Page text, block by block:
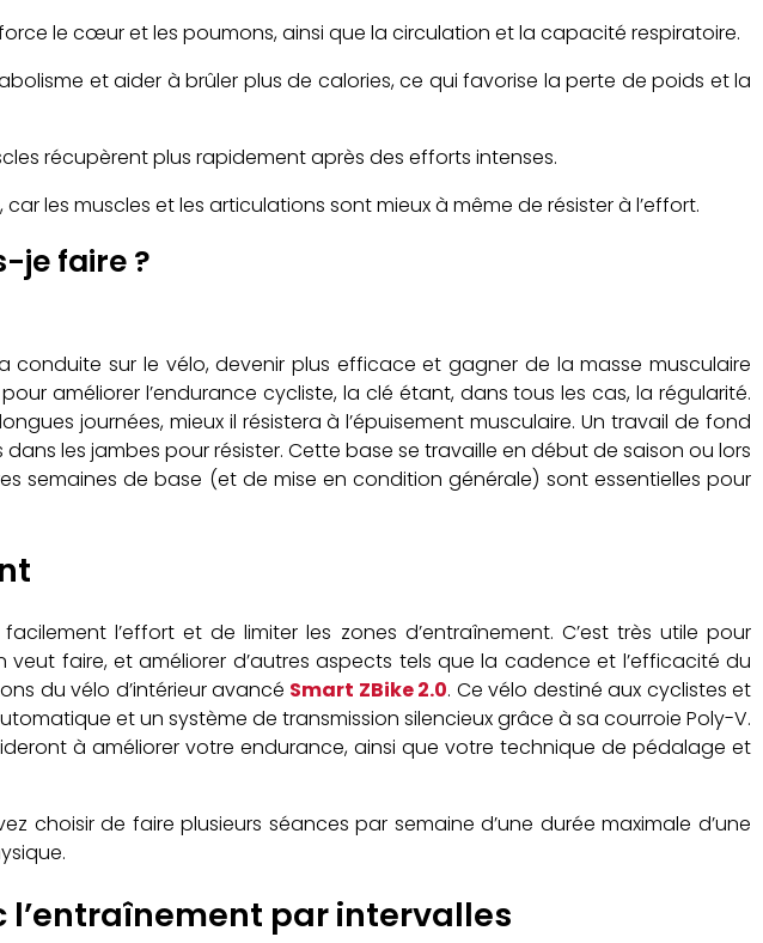
le cœur et les poumons, ainsi que la circulation et la capacité respiratoire.
et aider à brûler plus de calories, ce qui favorise la perte de poids et la
récupèrent plus rapidement après des efforts intenses.
les muscles et les articulations sont mieux à même de résister à l’effort.
je faire ?
conduite sur le vélo, devenir plus efficace et gagner de la masse musculaire
améliorer l’endurance cycliste, la clé étant, dans tous les cas, la régularité.
journées, mieux il résistera à l’épuisement musculaire. Un travail de fond
les jambes pour résister. Cette base se travaille en début de saison ou lors
semaines de base (et de mise en condition générale) sont essentielles pour
l’effort et de limiter les zones d’entraînement. C’est très utile pour
faire, et améliorer d’autres aspects tels que la cadence et l’efficacité du
du vélo d’intérieur avancé Smart ZBike 2.0. Ce vélo destiné aux cyclistes et
et un système de transmission silencieux grâce à sa courroie Poly-V.
à améliorer votre endurance, ainsi que votre technique de pédalage et
choisir de faire plusieurs séances par semaine d’une durée maximale d’une
l’entraînement par intervalles